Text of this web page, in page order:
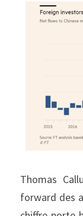
Thomas
forward des